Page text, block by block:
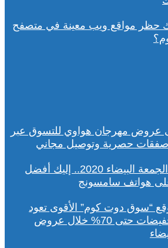
حظر مواقع ويب معينة في متصفح
عروض مهرجان هواوي للتسوق عبر
صفقات حصرية وتوصيل مجاني
تخفيضات الجمعة البيضاء 2020.. إليك أفضل
هواتف سامسونج
“سوق دوت كوم” الأقوى تعود
مجدداً.. تخفيضات حتى 70% خلال عروض